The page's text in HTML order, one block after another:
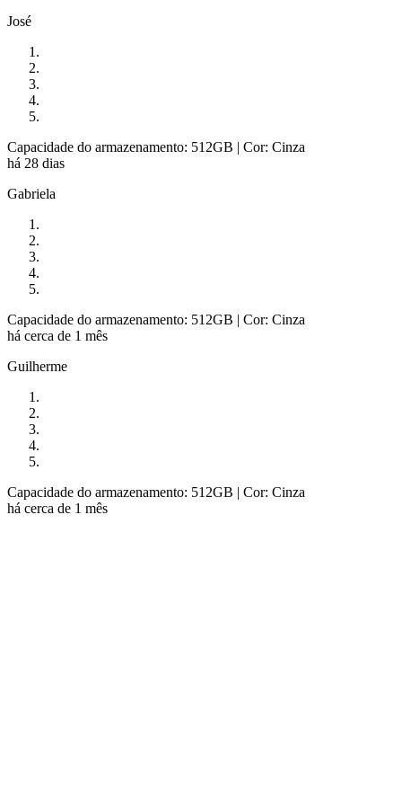
José
Capacidade do armazenamento: 512GB | Cor: Cinza
há 28 dias
Gabriela
Capacidade do armazenamento: 512GB | Cor: Cinza
há cerca de 1 mês
Guilherme
Capacidade do armazenamento: 512GB | Cor: Cinza
há cerca de 1 mês